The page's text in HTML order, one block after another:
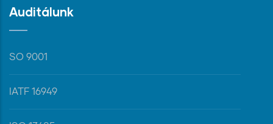
Auditálunk
SO 9001
IATF 16949